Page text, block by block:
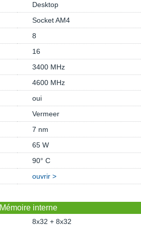
Desktop
Socket AM4
8
16
3400 MHz
4600 MHz
oui
Vermeer
7 nm
65 W
90° C
ouvrir >
Mémoire interne
8x32 + 8x32